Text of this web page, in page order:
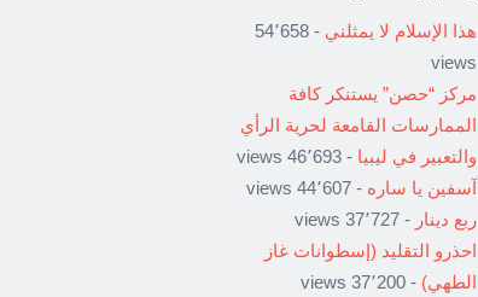
هذا الإسلام لا يمثلني
- 54٬658
views
مركز “حصن” يستنكر كافة
الممارسات القامعة لحرية الرأي
والتعبير في ليبيا - 46٬693 views
آسفين يا ساره - 44٬607 views
ربع دينار - 37٬727 views
احذرو التقليد (إسطوانات غاز
الطهي) - 37٬200 views